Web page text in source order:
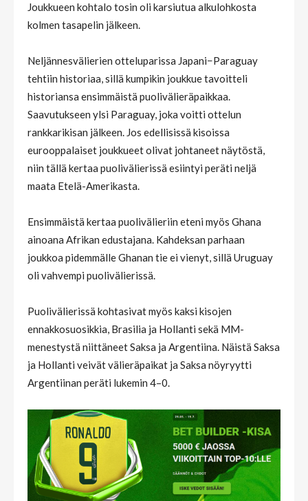
Joukkueen kohtalo tosin oli karsiutua alkulohkosta
kolmen tasapelin jälkeen.
Neljännesvälierien otteluparissa Japani−Paraguay
tehtiin historiaa, sillä kumpikin joukkue tavoitteli
historiansa ensimmäistä puolivälieräpaikkaa.
Saavutukseen ylsi Paraguay, joka voitti ottelun
rankkarikisan jälkeen. Jos edellisissä kisoissa
eurooppalaiset joukkueet olivat johtaneet näytöstä,
niin tällä kertaa puolivälierissä esiintyi peräti neljä
maata Etelä-Amerikasta.
Ensimmäistä kertaa puolivälieriin eteni myös Ghana
ainoana Afrikan edustajana. Kahdeksan parhaan
joukkoa pidemmälle Ghanan tie ei vienyt, sillä Uruguay
oli vahvempi puolivälierissä.
Puolivälierissä kohtasivat myös kaksi kisojen
ennakkosuosikkia, Brasilia ja Hollanti sekä MM-
menestystä niittäneet Saksa ja Argentiina. Näistä Saksa
ja Hollanti veivät välieräpaikat ja Saksa nöyryytti
Argentiinan peräti lukemin 4–0.